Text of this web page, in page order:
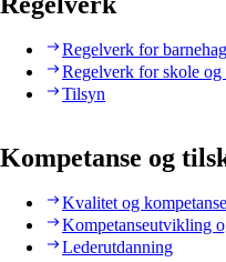
Regelverk for
Regelverk for skole
Tilsyn
Kompetanse og
Kvalitet og kompetanse
Kompetanseutvikling
Lederutdanning